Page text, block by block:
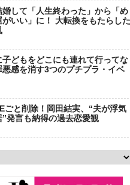
して「人生終わった」から「め
がいい」に！ 大転換をもたらした
どもをどこにも連れて行ってな
感を消す3つのプチプラ・イベ
ごと削除！岡田結実、“夫が浮気
”発言も納得の過去恋愛観